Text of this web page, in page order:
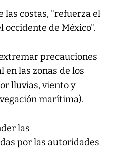
las costas, "refuerza el
occidente de México".
precauciones
en las zonas de los
lluvias, viento y
marítima).
las
por las autoridades